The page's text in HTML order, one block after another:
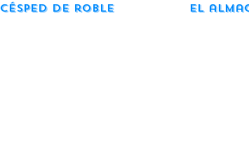
Césped de roble El